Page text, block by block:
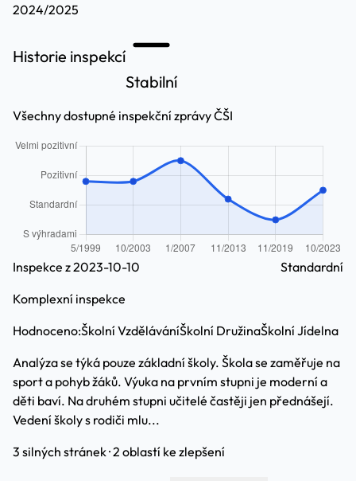
2024/2025
Historie inspekcí
Stabilní
Všechny dostupné inspekční zprávy ČŠI
Inspekce z 2023-10-10
Komplexní inspekce
Standardní
Hodnoceno:Školní VzděláváníŠkolní DružinaŠkolní Jídelna
Analýza se týká pouze základní školy. Škola se zaměřuje na
sport a pohyb žáků. Výuka na prvním stupni je moderní a
děti baví. Na druhém stupni učitelé častěji jen přednášejí.
Vedení školy s rodiči mlu...
3 silných stránek · 2 oblastí ke zlepšení